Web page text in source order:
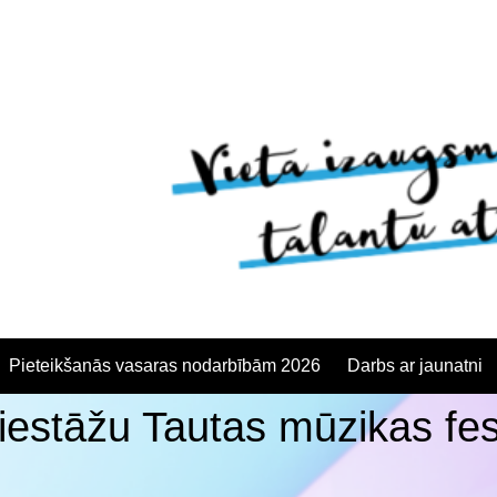
Pieteikšanās vasaras nodarbībām 2026 Darbs ar jaunatni
Tautas mūzikas